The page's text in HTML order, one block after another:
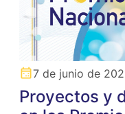
7 de junio de
Proyectos y